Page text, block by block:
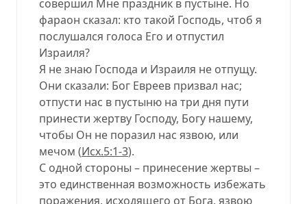
совершил Мне праздник в пустыне. Но
фараон сказал: кто такой Господь, чтоб я
послушался голоса Его и отпустил
Израиля?
Я не знаю Господа и Израиля не отпущу.
Они сказали: Бог Евреев призвал нас;
отпусти нас в пустыню на три дня пути
принести жертву Господу, Богу нашему,
чтобы Он не поразил нас язвою, или
мечом (Исх.5:1-3).
С одной стороны – принесение жертвы –
это единственная возможность избежать
поражения, исходящего от Бога, язвою